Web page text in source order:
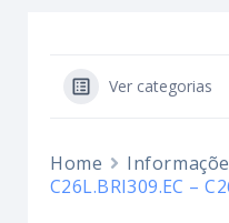
Ver categorias
Home
C26L.BRI309.EC –